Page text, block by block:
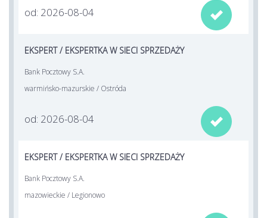
od: 2026-08-04 
EKSPERT / EKSPERTKA W SIECI SPRZEDAŻY
Bank Pocztowy S.A.
warmińsko-mazurskie / Ostróda
od: 2026-08-04 
EKSPERT / EKSPERTKA W SIECI SPRZEDAŻY
Bank Pocztowy S.A.
mazowieckie / Legionowo